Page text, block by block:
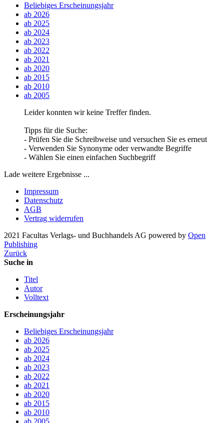
Beliebiges Erscheinungsjahr
ab 2026
ab 2025
ab 2024
ab 2023
ab 2022
ab 2021
ab 2020
ab 2015
ab 2010
ab 2005
Leider konnten wir keine Treffer finden.
Tipps für die Suche:
- Prüfen Sie die Schreibweise und versuchen Sie es erneut
- Verwenden Sie Synonyme oder verwandte Begriffe
- Wählen Sie einen einfachen Suchbegriff
Lade weitere Ergebnisse ...
Impressum
Datenschutz
AGB
Vertrag widerrufen
2021 Facultas Verlags- und Buchhandels AG powered by Open
Publishing
Zurück
Suche in
Titel
Autor
Volltext
Erscheinungsjahr
Beliebiges Erscheinungsjahr
ab 2026
ab 2025
ab 2024
ab 2023
ab 2022
ab 2021
ab 2020
ab 2015
ab 2010
ab 2005